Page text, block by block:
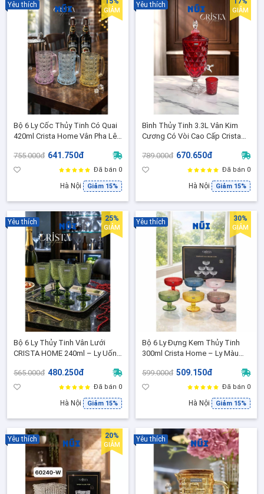
Bộ 6 Ly Cốc Thủy Tinh Có Quai
420ml Crista Home Vân Pha Lê
sang trọng 60246
755.000đ 641.750đ
Đã bán 0
Hà Nội Giảm 15%
Yêu thích
GIẢM
Bình Thủy Tinh 3.3L Vân Kim
Cương Có Vòi Cao Cấp Crista
Lạnh, Nước Hoa Quả Nhiều Màu
60244
789.000đ 670.650đ
Đã bán 0
Hà Nội Giảm 15%
Yêu thích
GIẢM
Bộ 6 Ly Thủy Tinh Vân Lưới
CRISTA HOME 240ml – Ly Uống
Cao Cấp - 60200
565.000đ 480.250đ
Đã bán 0
Hà Nội Giảm 15%
Yêu thích 25%
GIẢM
Bộ 6 Ly Đựng Kem Thủy Tinh
300ml Crista Home – Ly Màu
Sữa Chua, Trái Cây 60234
599.000đ 509.150đ
Đã bán 0
Hà Nội Giảm 15%
Yêu thích 30%
GIẢM
Yêu thích 20%
GIẢM
Yêu thích